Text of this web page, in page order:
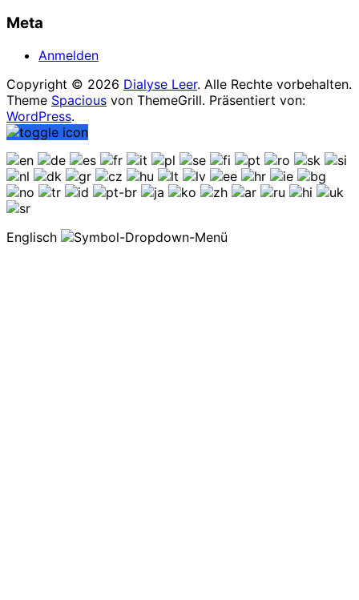
Meta
Anmelden
Copyright © 2026 Dialyse Leer. Alle Rechte vorbehalten.
Theme Spacious von ThemeGrill. Präsentiert von:
WordPress.
Englisch